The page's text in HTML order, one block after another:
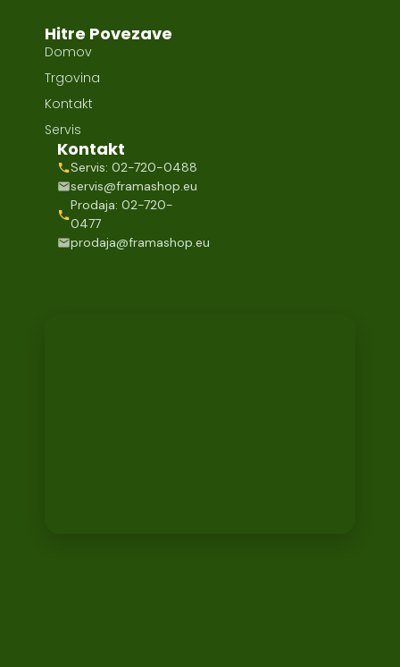
Hitre Povezave
Domov
Trgovina
Kontakt
Servis
Kontakt
Servis: 02-720-0488
servis@framashop.eu
Prodaja: 02-720-
0477
prodaja@framashop.eu